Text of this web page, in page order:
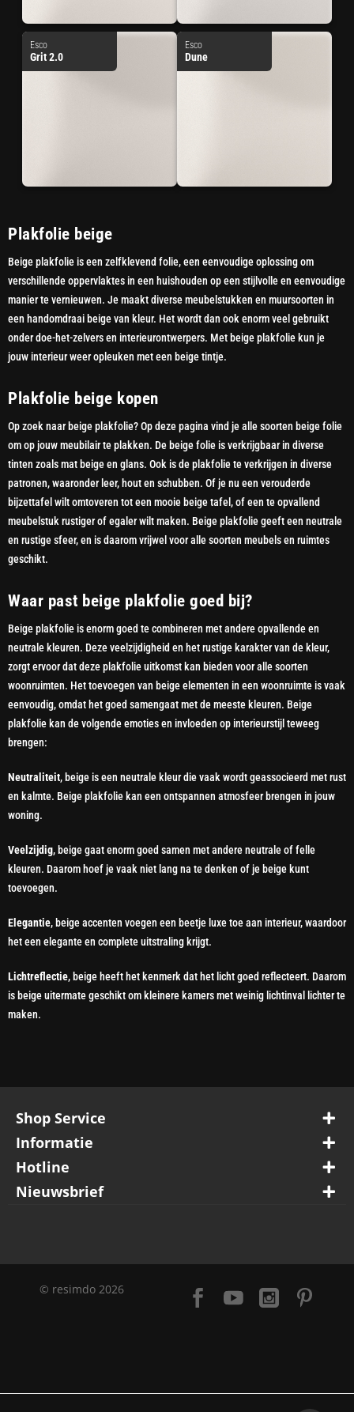
Esco
Grit 2.0
Esco
Dune
Plakfolie beige
Beige plakfolie is een zelfklevend folie, een eenvoudige oplossing om
verschillende oppervlaktes in een huishouden op een stijlvolle en eenvoudige
manier te vernieuwen. Je maakt diverse meubelstukken en muursoorten in
een handomdraai beige van kleur. Het wordt dan ook enorm veel gebruikt
onder doe-het-zelvers en interieurontwerpers. Met beige plakfolie kun je
jouw interieur weer opleuken met een beige tintje.
Plakfolie beige kopen
Op zoek naar beige plakfolie? Op deze pagina vind je alle soorten beige folie
om op jouw meubilair te plakken. De beige folie is verkrijgbaar in diverse
tinten zoals mat beige en glans. Ook is de plakfolie te verkrijgen in diverse
patronen, waaronder leer, hout en schubben. Of je nu een verouderde
bijzettafel wilt omtoveren tot een mooie beige tafel, of een te opvallend
meubelstuk rustiger of egaler wilt maken. Beige plakfolie geeft een neutrale
en rustige sfeer, en is daarom vrijwel voor alle soorten meubels en ruimtes
geschikt.
Waar past beige plakfolie goed bij?
Beige plakfolie is enorm goed te combineren met andere opvallende en
neutrale kleuren. Deze veelzijdigheid en het rustige karakter van de kleur,
zorgt ervoor dat deze plakfolie uitkomst kan bieden voor alle soorten
woonruimten. Het toevoegen van beige elementen in een woonruimte is vaak
eenvoudig, omdat het goed samengaat met de meeste kleuren. Beige
plakfolie kan de volgende emoties en invloeden op interieurstijl teweeg
brengen:
Neutraliteit, beige is een neutrale kleur die vaak wordt geassocieerd met rust
en kalmte. Beige plakfolie kan een ontspannen atmosfeer brengen in jouw
woning.
Veelzijdig, beige gaat enorm goed samen met andere neutrale of felle
kleuren. Daarom hoef je vaak niet lang na te denken of je beige kunt
toevoegen.
Elegantie, beige accenten voegen een beetje luxe toe aan interieur, waardoor
het een elegante en complete uitstraling krijgt.
Lichtreflectie, beige heeft het kenmerk dat het licht goed reflecteert. Daarom
is beige uitermate geschikt om kleinere kamers met weinig lichtinval lichter te
maken.
Shop Service
Informatie
Hotline
Nieuwsbrief
© resimdo 2026